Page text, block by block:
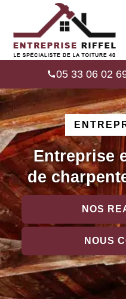
05 33 06 02
Entreprise
de
NOS
NOUS